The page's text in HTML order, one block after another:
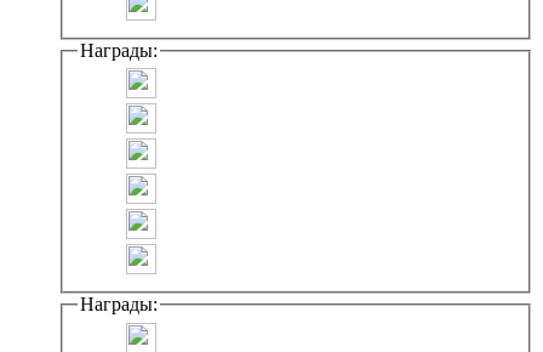
Награды:
Награды: